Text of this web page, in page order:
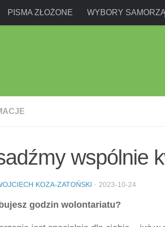
PISMA ZŁOŻONE WYBORY
wspólnie
KOZA-ZATOŃSKI · 2023-10-24
godzin wolontariatu?